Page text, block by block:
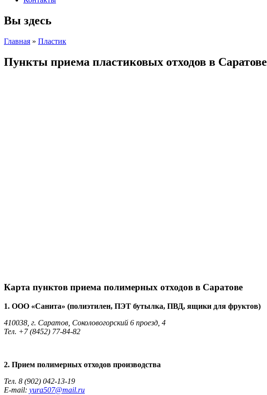
Вы здесь
Главная » Пластик
Пункты приема пластиковых отходов в Саратове
Карта пунктов приема полимерных отходов в Саратове
1. ООО «Санита» (полиэтилен, ПЭТ бутылка, ПВД, ящики для фруктов)
410038, г. Саратов, Соколовогорский 6 проезд, 4
Тел. +7 (8452) 77-84-82
2. Прием полимерных отходов производства
Тел. 8 (902) 042-13-19
E-mail: yura507@mail.ru